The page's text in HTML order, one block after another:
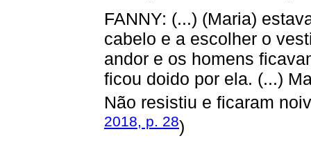
FANNY: (...) (Maria)
cabelo e a escolher o
andor e os homens
ficou doido por ela. (...)
Não resistiu e ficaram
2018, p. 28)